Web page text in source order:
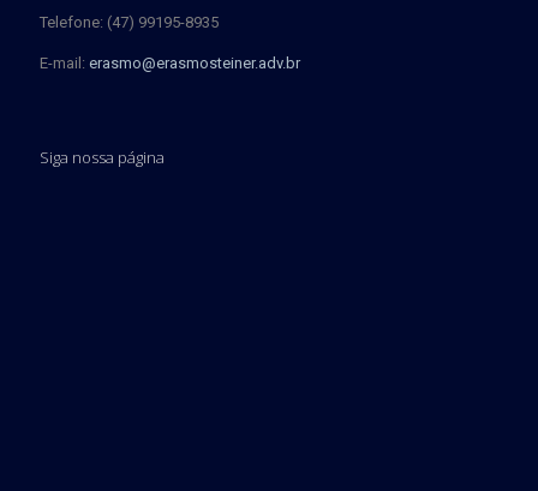
Telefone: (47) 99195-8935
E-mail: erasmo@erasmosteiner.adv.br
Siga nossa página